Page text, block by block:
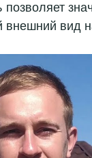
внешний вид